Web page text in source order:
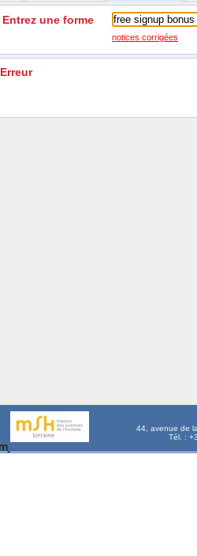
Entrez une forme
notices corrigées
Erreur
44, avenue de
Tél. :